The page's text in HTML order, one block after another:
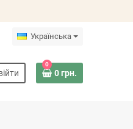
Українська
0
0 грн.